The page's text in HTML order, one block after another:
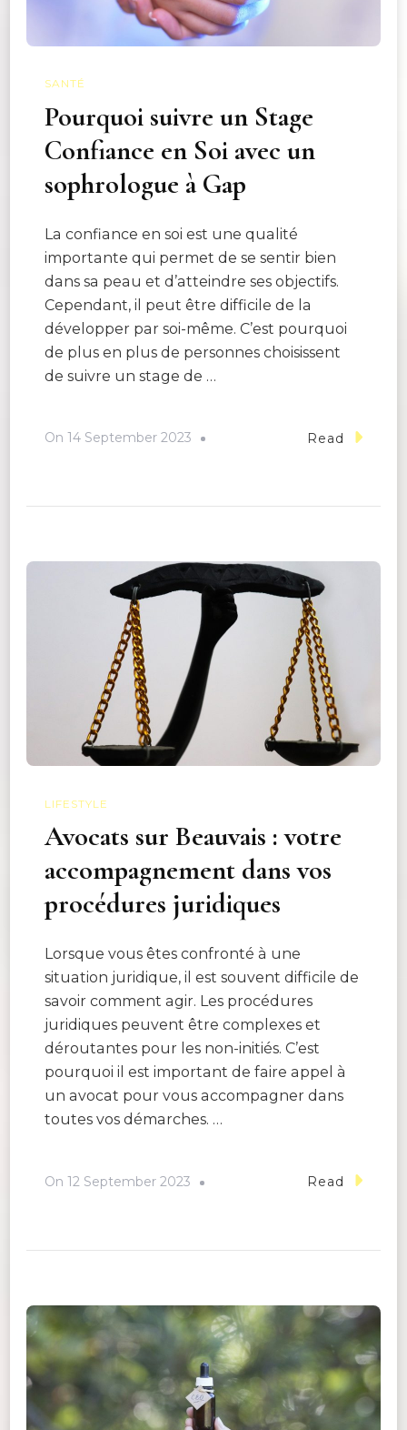
SANTÉ
Pourquoi suivre un Stage
Confiance en Soi avec un
sophrologue à Gap
La confiance en soi est une qualité
importante qui permet de se sentir bien
dans sa peau et d’atteindre ses objectifs.
Cependant, il peut être difficile de la
développer par soi-même. C’est pourquoi
de plus en plus de personnes choisissent
de suivre un stage de …
On 14 September 2023 Read
LIFESTYLE
Avocats sur Beauvais : votre
accompagnement dans vos
procédures juridiques
Lorsque vous êtes confronté à une
situation juridique, il est souvent difficile de
savoir comment agir. Les procédures
juridiques peuvent être complexes et
déroutantes pour les non-initiés. C’est
pourquoi il est important de faire appel à
un avocat pour vous accompagner dans
toutes vos démarches. …
On 12 September 2023 Read